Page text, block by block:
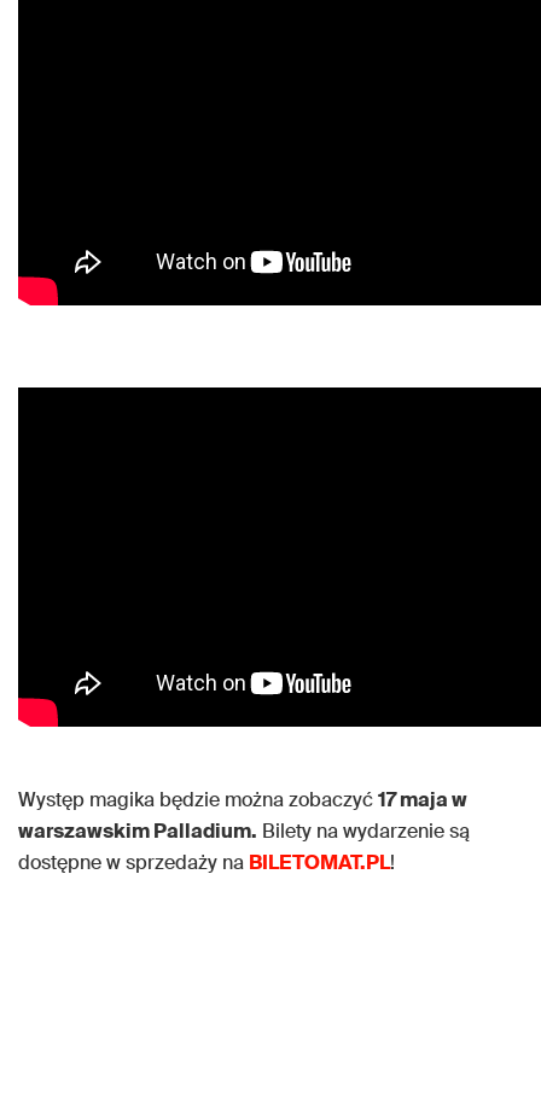
Występ magika będzie można zobaczyć17 maja w
warszawskim Palladium. Bilety na wydarzenie są
dostępne w sprzedaży na BILETOMAT.PL!